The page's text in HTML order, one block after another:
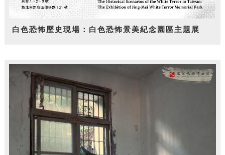
白色恐怖歷史現場：白色恐怖景美紀念園區主題展